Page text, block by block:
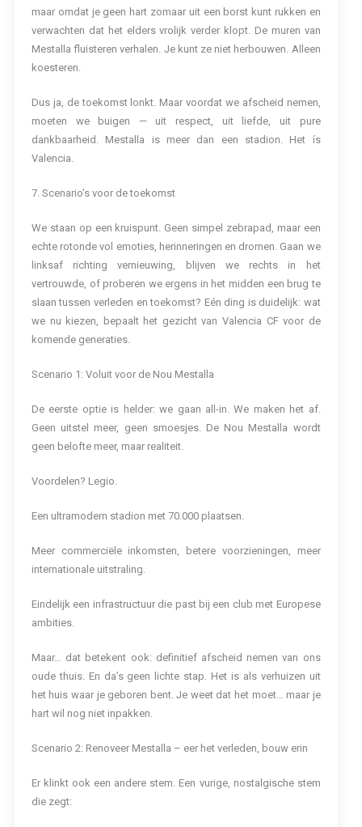
maar omdat je geen hart zomaar uit een borst kunt rukken en
verwachten dat het elders vrolijk verder klopt. De muren van
Mestalla fluisteren verhalen. Je kunt ze niet herbouwen. Alleen
koesteren.
Dus ja, de toekomst lonkt. Maar voordat we afscheid nemen,
moeten we buigen — uit respect, uit liefde, uit pure
dankbaarheid. Mestalla is meer dan een stadion. Het ís
Valencia.
7. Scenario’s voor de toekomst
We staan op een kruispunt. Geen simpel zebrapad, maar een
echte rotonde vol emoties, herinneringen en dromen. Gaan we
linksaf richting vernieuwing, blijven we rechts in het
vertrouwde, of proberen we ergens in het midden een brug te
slaan tussen verleden en toekomst? Eén ding is duidelijk: wat
we nu kiezen, bepaalt het gezicht van Valencia CF voor de
komende generaties.
Scenario 1: Voluit voor de Nou Mestalla
De eerste optie is helder: we gaan all-in. We maken het af.
Geen uitstel meer, geen smoesjes. De Nou Mestalla wordt
geen belofte meer, maar realiteit.
Voordelen? Legio.
Een ultramodern stadion met 70.000 plaatsen.
Meer commerciële inkomsten, betere voorzieningen, meer
internationale uitstraling.
Eindelijk een infrastructuur die past bij een club met Europese
ambities.
Maar… dat betekent ook: definitief afscheid nemen van ons
oude thuis. En da’s geen lichte stap. Het is als verhuizen uit
het huis waar je geboren bent. Je weet dat het moet… maar je
hart wil nog niet inpakken.
Scenario 2: Renoveer Mestalla – eer het verleden, bouw erin
Er klinkt ook een andere stem. Een vurige, nostalgische stem
die zegt: